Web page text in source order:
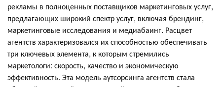
рекламы в полноценных поставщиков маркетинговых услуг,
предлагающих широкий спектр услуг, включая брендинг,
маркетинговые исследования и медиабаинг. Расцвет
агентств характеризовался их способностью обеспечивать
три ключевых элемента, к которым стремились
маркетологи: скорость, качество и экономическую
эффективность. Эта модель аутсорсинга агентств стала